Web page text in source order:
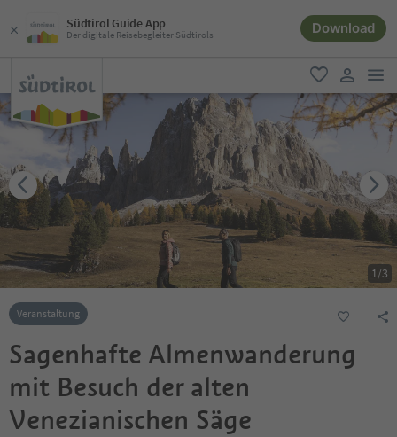
Südtirol Guide App
Der digitale Reisebegleiter Südtirols Download
favorit
user link
1/3
Veranstaltung
Sagenhafte Almenwanderung
mit Besuch der alten
Venezianischen Säge